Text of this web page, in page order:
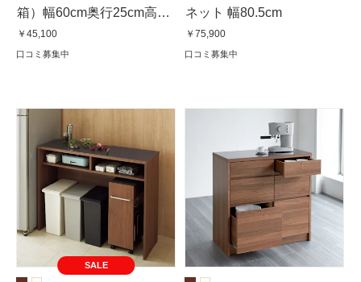
箱）幅60cm奥行25cm高さ
92cm（レッド）
￥45,100
口コミ募集中
ネット 幅80.5cm
￥75,900
口コミ募集中
SALE